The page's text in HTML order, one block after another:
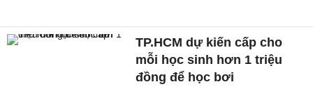
TP.HCM dự kiến cấp cho
mỗi học sinh hơn 1 triệu
đồng để học bơi